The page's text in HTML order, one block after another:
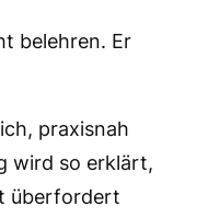
belehren. Er
praxisnah
wird so erklärt,
überfordert